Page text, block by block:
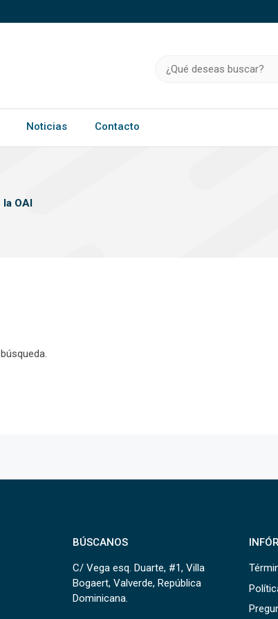
o .gov.do. Comparte información confidencial solo en este tipo de
Noticias Contacto
OAI
BÚSCANOS
C/ Vega esq. Duarte, #1, Villa
Bogaert, Valverde, República
Dominicana.